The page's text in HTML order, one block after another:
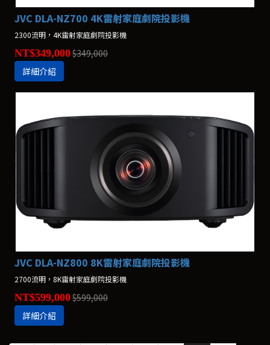
JVC DLA-NZ700 4K雷射家庭劇院投影機
2300流明，4K雷射家庭劇院投影機
NT$349,000$349,000
詳細介紹
JVC DLA-NZ800 8K雷射家庭劇院投影機
2700流明，8K雷射家庭劇院投影機
NT$599,000$599,000
詳細介紹